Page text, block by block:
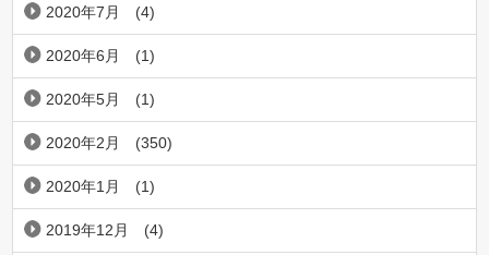
2020年7月 (4)
2020年6月 (1)
2020年5月 (1)
2020年2月 (350)
2020年1月 (1)
2019年12月 (4)